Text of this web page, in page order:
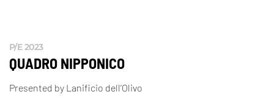
P/E 2023
QUADRO NIPPONICO
Presented by Lanificio dell’Olivo